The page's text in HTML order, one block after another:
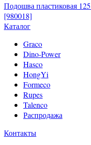
Подошва пластиковая
[980018]
Каталог
Graco
Dino-Power
Hasco
HongYi
Formeco
Rupes
Talenco
Распродажа
Контакты